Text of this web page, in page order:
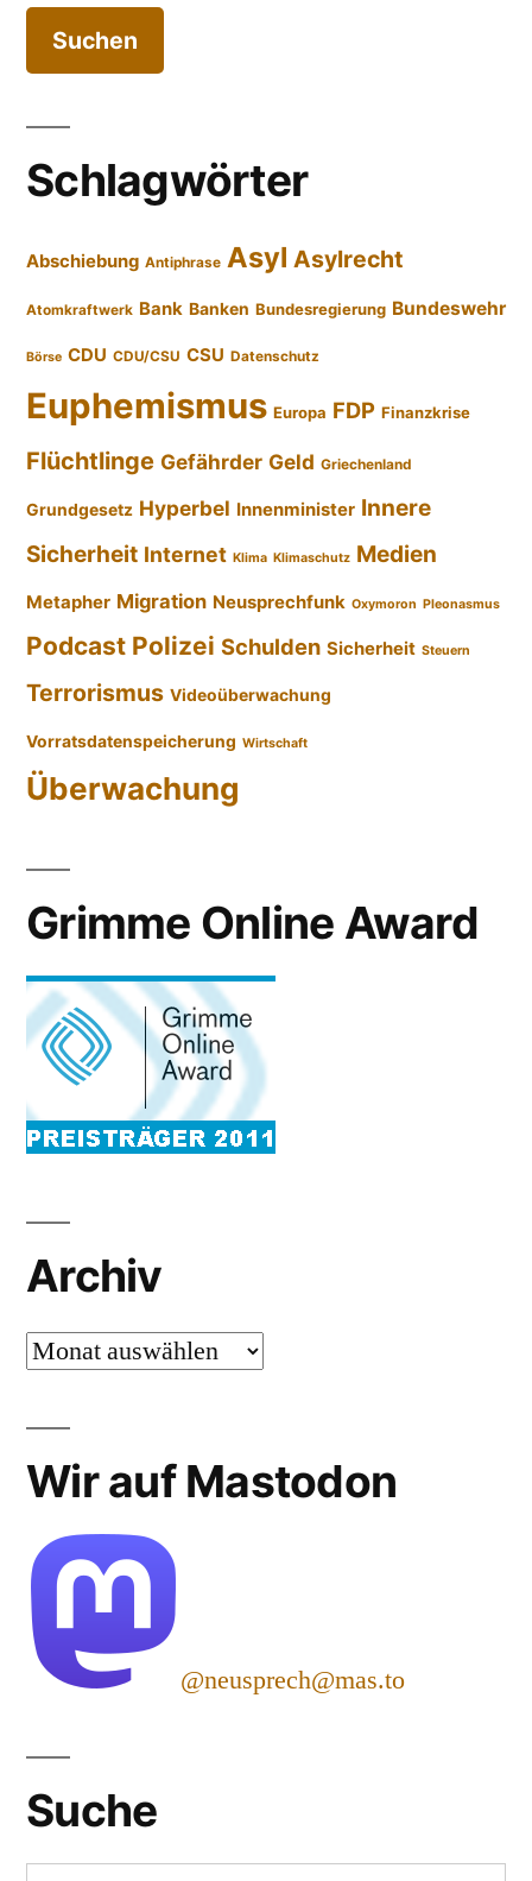
Schlagwörter
Abschiebung Antiphrase Asyl Asylrecht
Atomkraftwerk Bank Banken Bundesregierung Bundeswehr
Börse CDU CDU/CSU CSU Datenschutz
Euphemismus Europa FDP Finanzkrise
Flüchtlinge Gefährder Geld Griechenland
Grundgesetz Hyperbel Innenminister Innere
Sicherheit Internet Klima Klimaschutz Medien
Metapher Migration Neusprechfunk Oxymoron Pleonasmus
Podcast Polizei Schulden Sicherheit Steuern
Terrorismus Videoüberwachung
Vorratsdatenspeicherung Wirtschaft
Überwachung
Grimme Online Award
Archiv
Archiv
Wir auf Mastodon
@neusprech@mas.to
Suche